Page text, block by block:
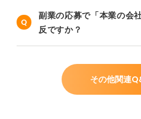
副業の応募で「本業の会
反ですか？
その他関連